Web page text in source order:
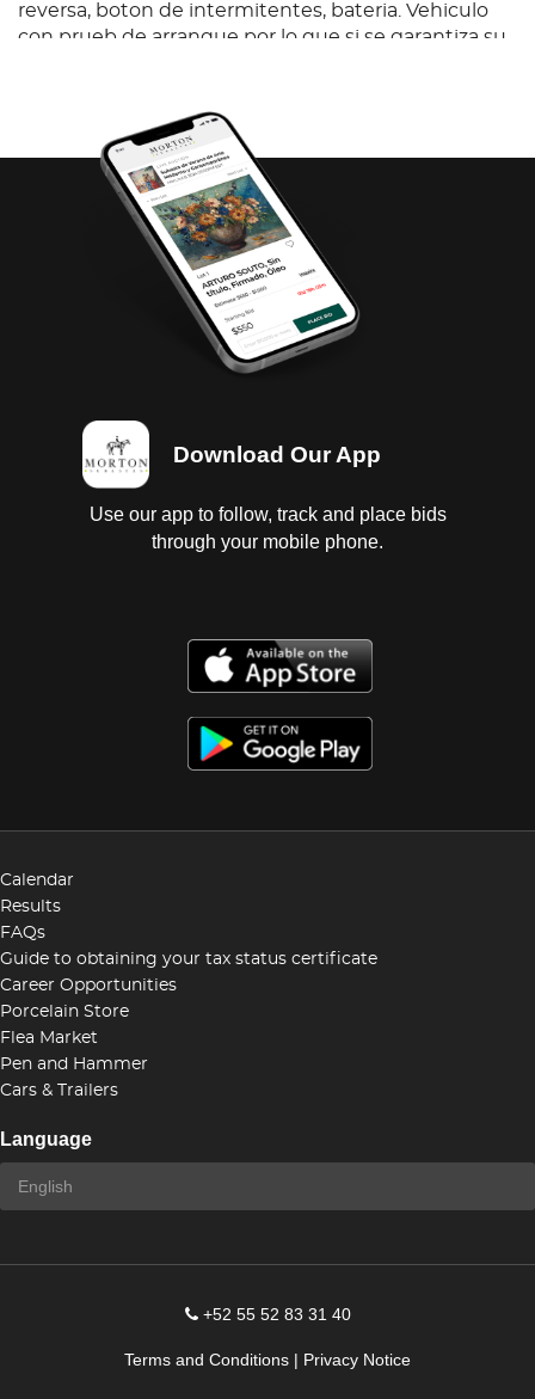
reversa, boton de intermitentes, bateria. Vehiculo
con prueb de arranque por lo que si se garantiza su
que no afecta su funcioanmiento, instrumetnos en
buen estado con prueba. Se entrega con 4 llantas
lisas y desgastadas; Baja 2026.
Download Our App
Use our app to follow, track and place bids
through your mobile phone.
Calendar
Results
FAQs
Guide to obtaining your tax status certificate
Career Opportunities
Porcelain Store
Flea Market
Pen and Hammer
Cars & Trailers
Language
+52 55 52 83 31 40
Terms and Conditions | Privacy Notice